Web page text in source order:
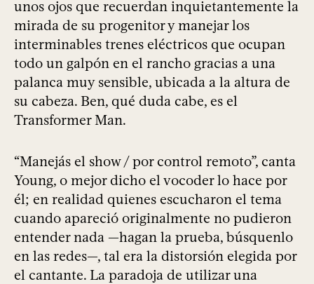
unos ojos que recuerdan inquietantemente la
mirada de su progenitor y manejar los
interminables trenes eléctricos que ocupan
todo un galpón en el rancho gracias a una
palanca muy sensible, ubicada a la altura de
su cabeza. Ben, qué duda cabe, es el
Transformer Man.
“Manejás el show / por control remoto”, canta
Young, o mejor dicho el vocoder lo hace por
él; en realidad quienes escucharon el tema
cuando apareció originalmente no pudieron
entender nada —hagan la prueba, búsquenlo
en las redes—, tal era la distorsión elegida por
el cantante. La paradoja de utilizar una